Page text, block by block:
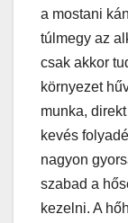
a mostani
túlmegy az
csak akkor
környezet
munka,
kevés
nagyon
szabad a
kezelni. A